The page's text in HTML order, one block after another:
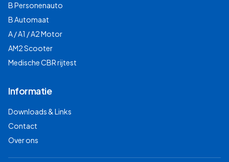
B Personenauto
B Automaat
A / A1 / A2 Motor
AM2 Scooter
Medische CBR rijtest
Informatie
Downloads & Links
Contact
Over ons